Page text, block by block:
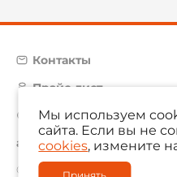
Контакты
Прайс-лист
Карта сайта
aam@aamsystems.ru
© 2004 — 2026 «AAM
Мы используем
сайта. Если вы не
cookies, измените